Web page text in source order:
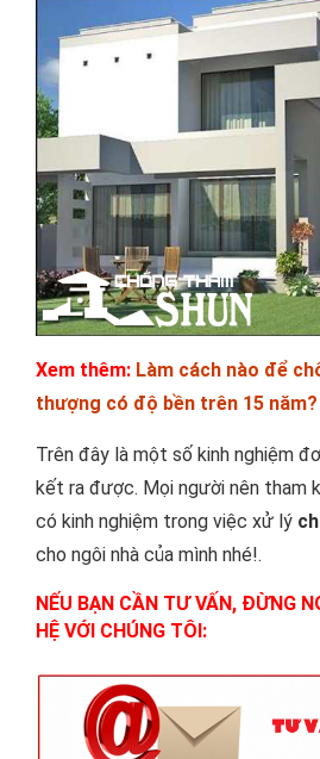
Xem thêm: Làm cách nào để
thượng có độ bền trên 15 năm?
Trên đây là một số kinh nghiệm
kết ra được. Mọi người nên tham
có kinh nghiệm trong việc xử lý
cho ngôi nhà của mình nhé!.
NẾU BẠN CẦN TƯ VẤN, ĐỪNG
HỆ VỚI CHÚNG TÔI: